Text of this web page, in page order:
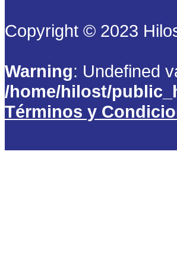
Copyright © 2023
Warning: Undefined
/home/hilost/
Términos y